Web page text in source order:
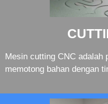
Mesin cutting CNC adalah
memotong bahan dengan